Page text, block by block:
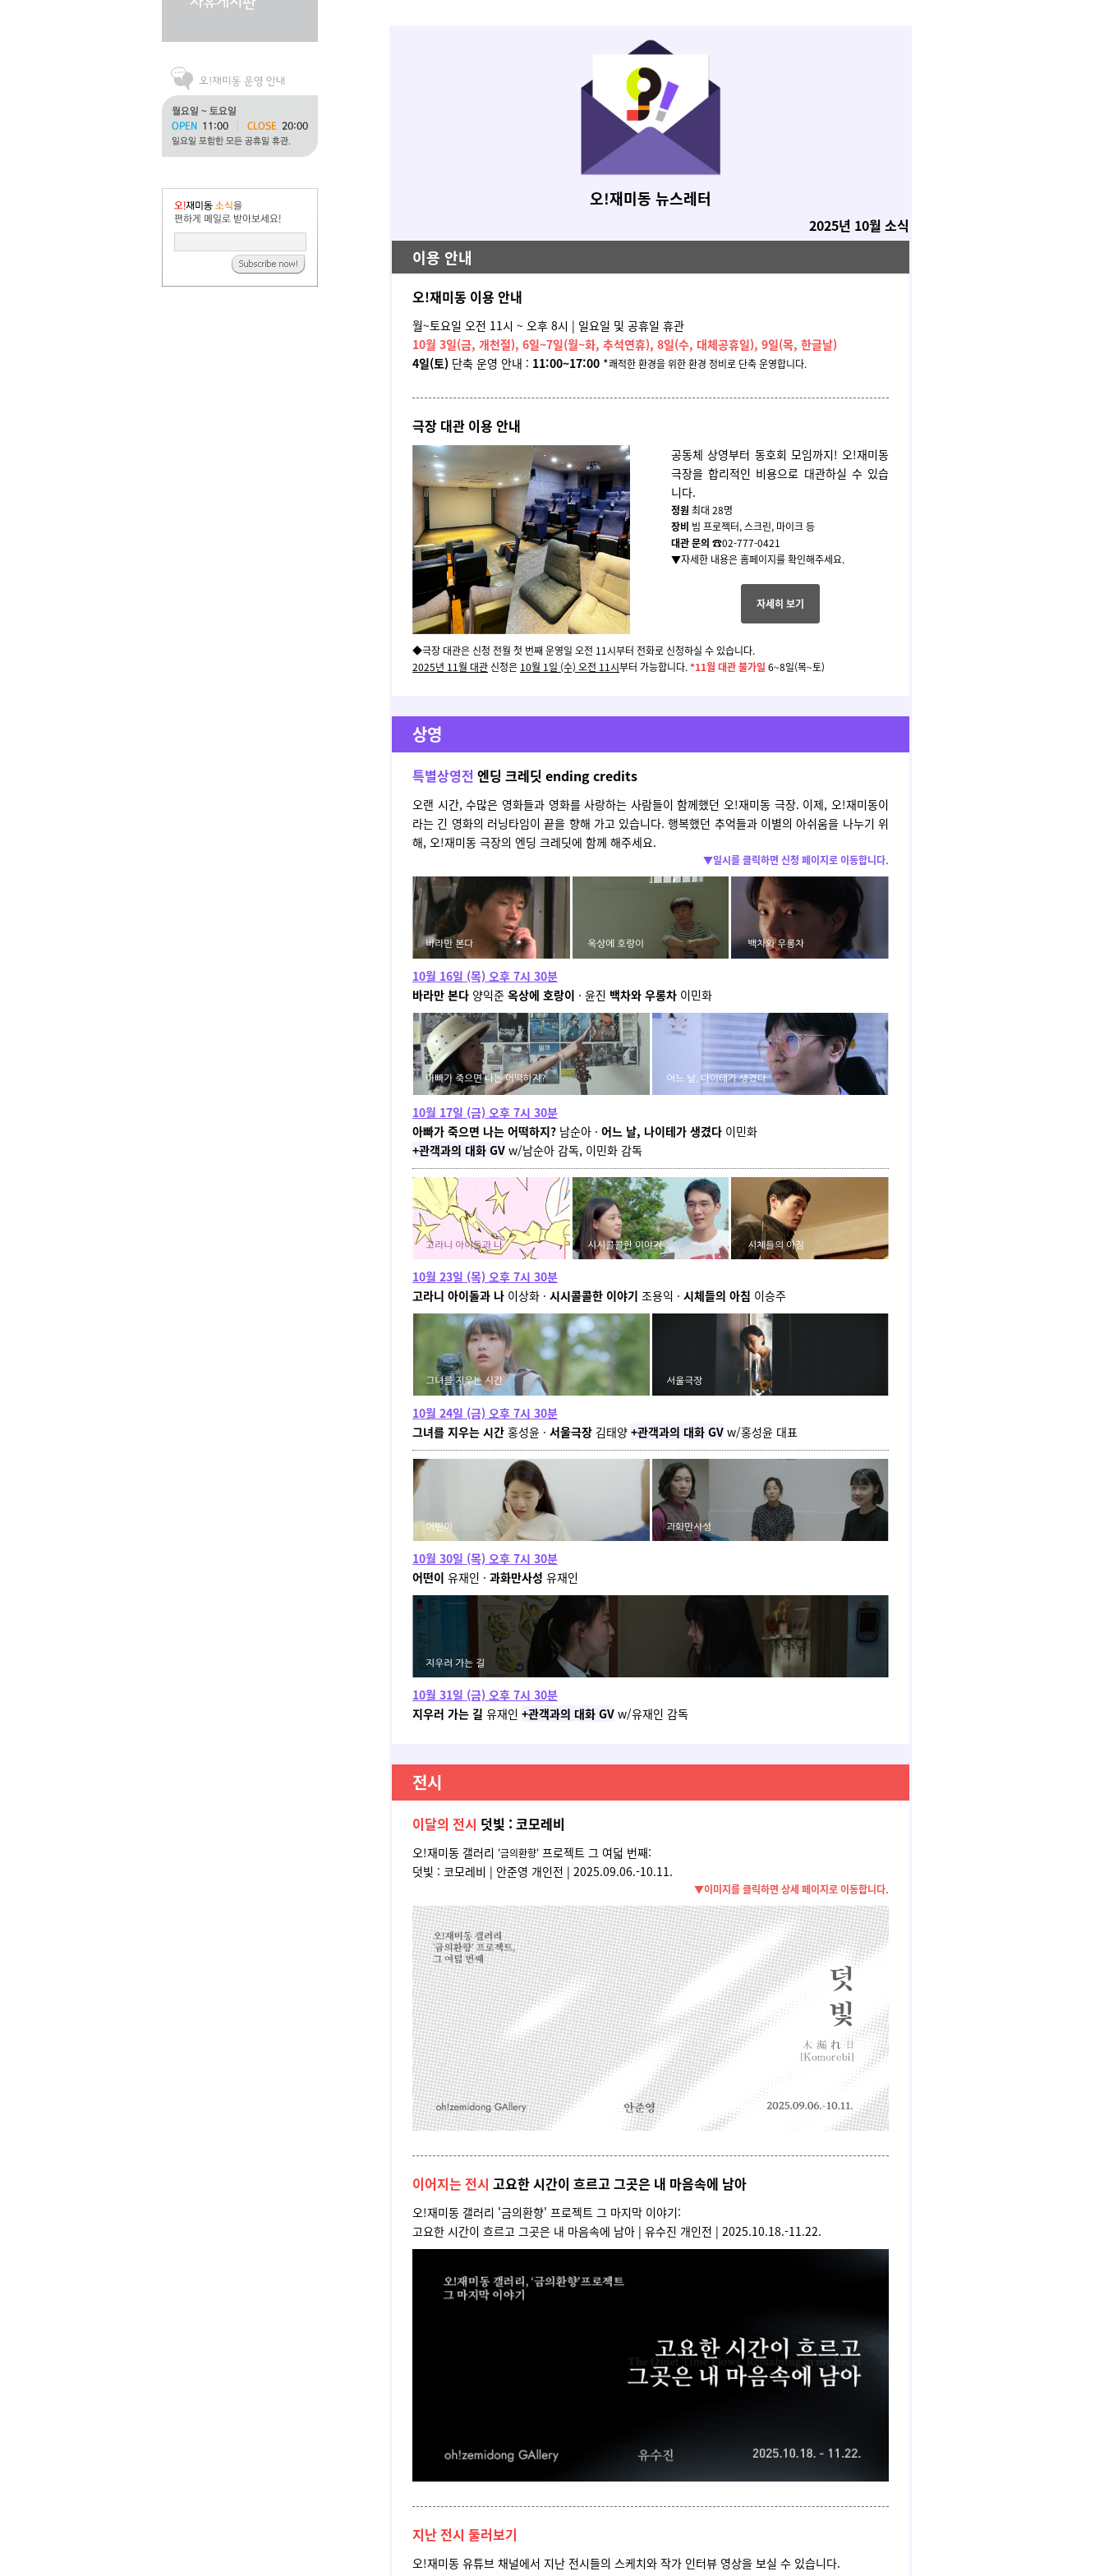
오!재미동 뉴스레터
2025년 10월 소식
이용 안내
오!재미동 이용 안내
월~토요일 오전 11시 ~ 오후 8시 | 일요일 및 공휴일 휴관
10월 3일(금, 개천절), 6일~7일(월~화, 추석연휴), 8일(수, 대체공휴일), 9일(목, 한글날)
4일(토) 단축 운영 안내 : 11:00~17:00 *쾌적한 환경을 위한 환경 정비로 단축 운영합니다.
극장 대관 이용 안내
공동체 상영부터 동호회 모임까지! 오!재미동
극장을 합리적인 비용으로 대관하실 수 있습
니다.
정원 최대 28명
장비 빔 프로젝터, 스크린, 마이크 등
대관 문의 ☎02-777-0421
▼자세한 내용은 홈페이지를 확인해주세요.
자세히 보기
◆극장 대관은 신청 전월 첫 번째 운영일 오전 11시부터 전화로 신청하실 수 있습니다.
2025년 11월 대관신청은 10월 1일 (수) 오전 11시부터 가능합니다.*11월 대관 불가일 6~8일(목~토)
상영
특별상영전 엔딩 크레딧 ending credits
오랜 시간, 수많은 영화들과 영화를 사랑하는 사람들이 함께했던 오!재미동 극장. 이제, 오!재미동이
라는 긴 영화의 러닝타임이 끝을 향해 가고 있습니다. 행복했던 추억들과 이별의 아쉬움을 나누기 위
해, 오!재미동 극장의 엔딩 크레딧에 함께 해주세요.
▼일시를 클릭하면 신청 페이지로 이동합니다.
10월 16일 (목) 오후 7시 30분
바라만 본다 양익준 옥상에 호랑이 · 윤진 백차와 우롱차 이민화
10월 17일 (금) 오후 7시 30분
아빠가 죽으면 나는 어떡하지? 남순아 · 어느 날, 나이테가 생겼다 이민화
+관객과의 대화 GV w/남순아 감독, 이민화 감독
10월 23일 (목) 오후 7시 30분
고라니 아이돌과 나 이상화 · 시시콜콜한 이야기 조용익 · 시체들의 아침 이승주
10월 24일 (금) 오후 7시 30분
그녀를 지우는 시간 홍성윤 · 서울극장 김태양 +관객과의 대화 GV w/홍성윤 대표
10월 30일 (목) 오후 7시 30분
어떤이 유재인 · 과화만사성 유재인
10월 31일 (금) 오후 7시 30분
지우러 가는 길 유재인 +관객과의 대화 GV w/유재인 감독
전시
이달의 전시 덧빛 : 코모레비
오!재미동 갤러리 '금의환향' 프로젝트 그 여덟 번째:
덧빛 : 코모레비 | 안준영 개인전 | 2025.09.06.-10.11.
▼이미지를 클릭하면 상세 페이지로 이동합니다.
이어지는 전시 고요한 시간이 흐르고 그곳은 내 마음속에 남아
오!재미동 갤러리 '금의환향' 프로젝트 그 마지막 이야기:
고요한 시간이 흐르고 그곳은 내 마음속에 남아 | 유수진 개인전 | 2025.10.18.-11.22.
지난 전시 둘러보기
오!재미동 유튜브 채널에서 지난 전시들의 스케치와 작가 인터뷰 영상을 보실 수 있습니다.